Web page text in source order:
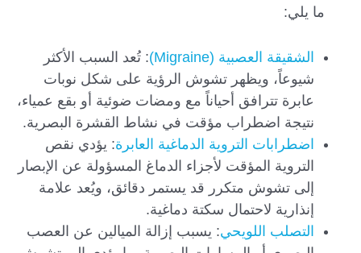
ما يلي:
الشقيقة العصبية (Migraine)
: تُعد السبب الأكثر
شيوعاً، ويظهر تشوش الرؤية على شكل نوبات
عابرة تترافق أحياناً مع ومضات ضوئية أو بقع عمياء،
نتيجة اضطراب مؤقت في نشاط القشرة البصرية.
اضطرابات التروية الدماغية العابرة: يؤدي نقص
التروية المؤقت لأجزاء الدماغ المسؤولة عن الإبصار
إلى تشوش متكرر قد يستمر دقائق، ويُعد علامة
إنذارية لاحتمال سكتة دماغية.
التصلب اللويحي: يسبب إزالة الميالين عن العصب